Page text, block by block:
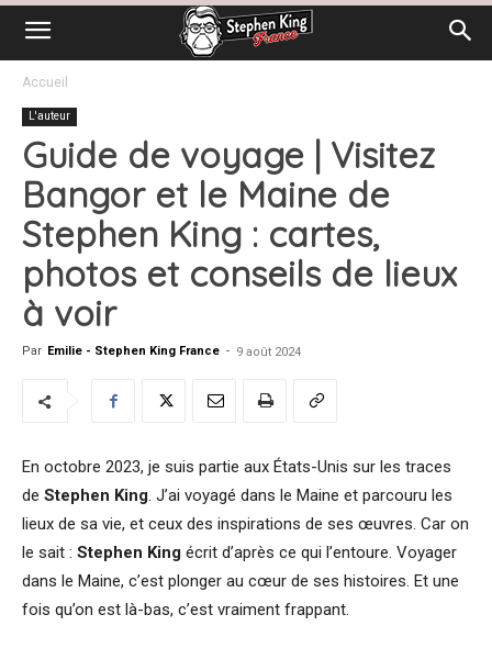
Accueil
L'auteur
Guide de voyage | Visitez
Bangor et le Maine de
Stephen King : cartes,
photos et conseils de lieux
à voir
Par Emilie - Stephen King France - 9 août 2024
En octobre 2023, je suis partie aux États-Unis sur les traces
de Stephen King. J’ai voyagé dans le Maine et parcouru les
lieux de sa vie, et ceux des inspirations de ses œuvres. Car on
le sait : Stephen King écrit d’après ce qui l’entoure. Voyager
dans le Maine, c’est plonger au cœur de ses histoires. Et une
fois qu’on est là-bas, c’est vraiment frappant.